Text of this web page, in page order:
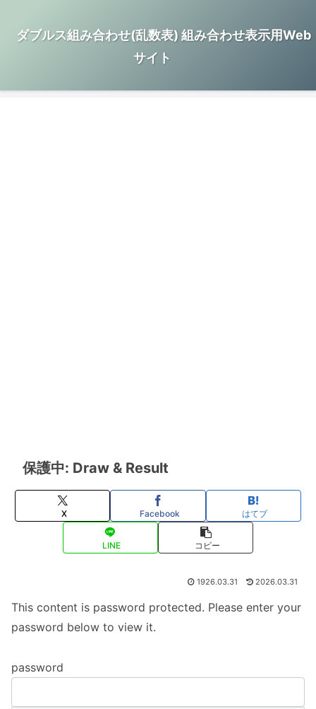
ダブルス組み合わせ(乱数表) 組み合わせ表示用Web
サイト
保護中: Draw & Result
X Facebook はてブ
LINE コピー
1926.03.31 2026.03.31
This content is password protected. Please enter your
password below to view it.
password